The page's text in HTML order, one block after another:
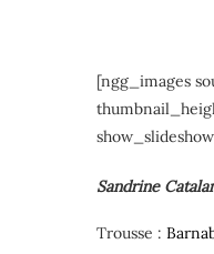
[ngg_images
Sandrine
Trousse :